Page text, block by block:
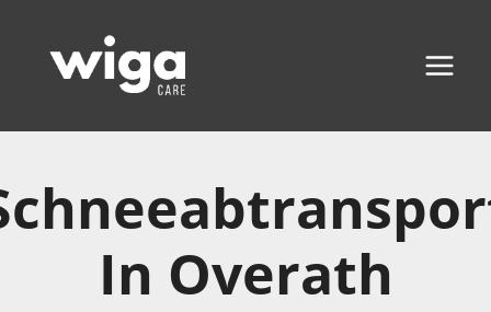
Inhalt
springen
In Overath